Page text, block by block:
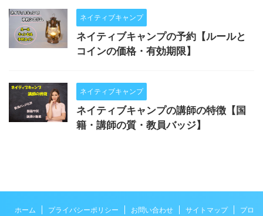
ネイティブキャンプ
ネイティブキャンプの予約【ルールと
コインの価格・有効期限】
ネイティブキャンプ
ネイティブキャンプの講師の特徴【国
籍・講師の質・教員バッジ】
ホーム プライバシーポリシー お問い合わせ サイトマップ プロ